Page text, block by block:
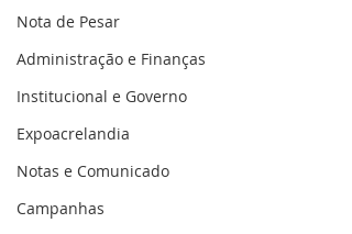
Nota de Pesar
Administração e Finanças
Institucional e Governo
Expoacrelandia
Notas e Comunicado
Campanhas